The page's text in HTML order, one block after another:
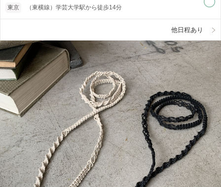
東京 （東横線）学芸大学駅から徒歩14分
他日程あり